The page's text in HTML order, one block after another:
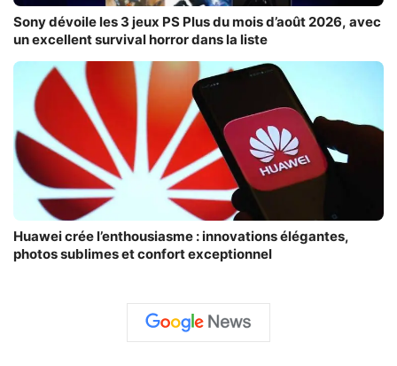
Sony dévoile les 3 jeux PS Plus du mois d’août 2026, avec
un excellent survival horror dans la liste
Huawei crée l’enthousiasme : innovations élégantes,
photos sublimes et confort exceptionnel